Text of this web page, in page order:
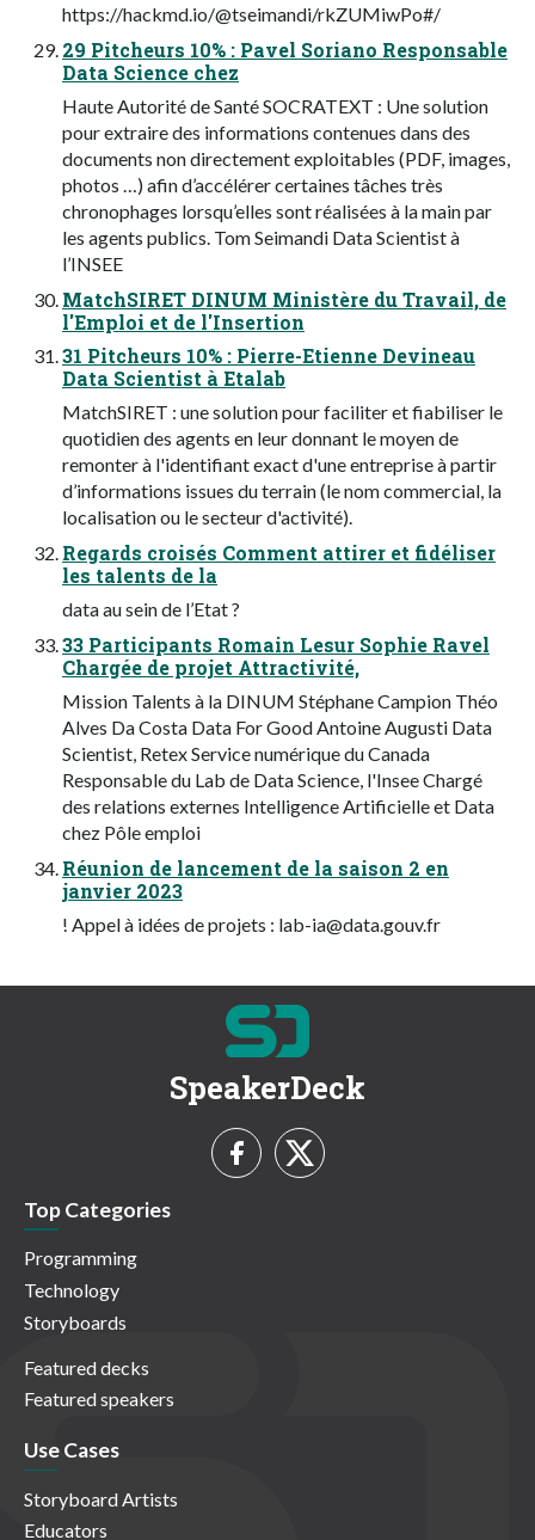
https://hackmd.io/@tseimandi/rkZUMiwPo#/
29 Pitcheurs 10% : Pavel Soriano Responsable
Data Science chez
Haute Autorité de Santé SOCRATEXT : Une solution
pour extraire des informations contenues dans des
documents non directement exploitables (PDF, images,
photos …) afin d’accélérer certaines tâches très
chronophages lorsqu’elles sont réalisées à la main par
les agents publics. Tom Seimandi Data Scientist à
l’INSEE
MatchSIRET DINUM Ministère du Travail, de
l'Emploi et de l'Insertion
31 Pitcheurs 10% : Pierre-Etienne Devineau
Data Scientist à Etalab
MatchSIRET : une solution pour faciliter et fiabiliser le
quotidien des agents en leur donnant le moyen de
remonter à l'identifiant exact d'une entreprise à partir
d’informations issues du terrain (le nom commercial, la
localisation ou le secteur d'activité).
Regards croisés Comment attirer et fidéliser
les talents de la
data au sein de l’Etat ?
33 Participants Romain Lesur Sophie Ravel
Chargée de projet Attractivité,
Mission Talents à la DINUM Stéphane Campion Théo
Alves Da Costa Data For Good Antoine Augusti Data
Scientist, Retex Service numérique du Canada
Responsable du Lab de Data Science, l'Insee Chargé
des relations externes Intelligence Artificielle et Data
chez Pôle emploi
Réunion de lancement de la saison 2 en
janvier 2023
! Appel à idées de projets : lab-ia@data.gouv.fr
SpeakerDeck
Top Categories
Programming
Technology
Storyboards
Featured decks
Featured speakers
Use Cases
Storyboard Artists
Educators